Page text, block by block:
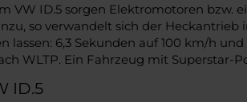
VW ID.5 sorgen Elektromotoren
so verwandelt sich der Heckantrieb
lassen: 6,3 Sekunden auf 100 km/h
WLTP. Ein Fahrzeug mit
ID.5